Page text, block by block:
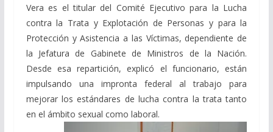
Vera es el titular del Comité Ejecutivo para la Lucha
contra la Trata y Explotación de Personas y para la
Protección y Asistencia a las Víctimas, dependiente de
la Jefatura de Gabinete de Ministros de la Nación.
Desde esa repartición, explicó el funcionario, están
impulsando una impronta federal al trabajo para
mejorar los estándares de lucha contra la trata tanto
en el ámbito sexual como laboral.